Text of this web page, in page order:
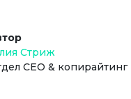
Стриж
СЕО & копирайтинг